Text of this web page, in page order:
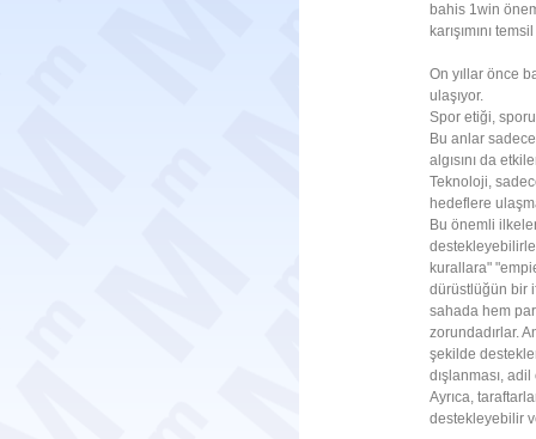
bahis 1win
karışımını
On yıllar önce
ulaşıyor.
Spor etiği,
Bu anlar
algısını da
Teknoloji,
hedeflere
Bu önemli
kurallara"
dürüstlüğün bir
sahada hem
zorundadırlar.
şekilde
dışlanması,
Ayrıca,
destekleyebilir